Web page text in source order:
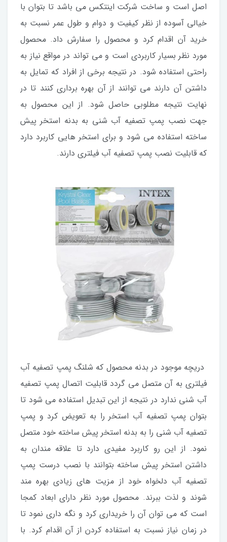
اصل است و ساخت شرکت اینتکس می باشد تا بتوان با
خیالی آسوده از نظر کیفیت و دوام و طول عمر نسبت به
خرید آن اقدام کرد و محصول را سفارش داد. محصول
مورد نظر بسیار کاربردی است و می تواند در مواقع نیاز به
راحتی استفاده شود. در نتیجه برخی از افراد که تمایل به
داشتن آن دارند می توانند از آن بهره برداری کنند تا در
نهایت نتیجه مطلوبی حاصل شود. از این محصول به
جهت نصب پمپ تصفیه آب شنی به بدنه استخر پیش
ساخته استفاده می شود و برای استخر هایی کاربرد دارد
که قابلیت نصب پمپ تصفیه آب فیلتری دارند.
دریچه موجود در بدنه محصول که شلنگ پمپ تصفیه آب
فیلتری به آن متصل می گردد قابلیت اتصال پمپ تصفیه
آب شنی ندارد در نتیجه از این تبدیل استفاده می شود تا
بتوان پمپ تصفیه آب استخر را به تعویض کرد و پمپ
تصفیه آب شنی را به بدنه استخر پیش ساخته خود متصل
نمود. از این رو کاربرد مفیدی دارد تا علاقه مندان به
داشتن استخر پیش ساخته بتوانند با نصب درست پمپ
تصفیه آب دلخواه خود از مزیت های زیادی بهره مند
شوند و لذت ببرند. محصول مورد نظر دارای ابعاد کمجا
است که می توان آن را خریداری کرد و نگه داری نمود تا
در زمان نیاز نسبت به استفاده کردن از آن اقدام کرد. با